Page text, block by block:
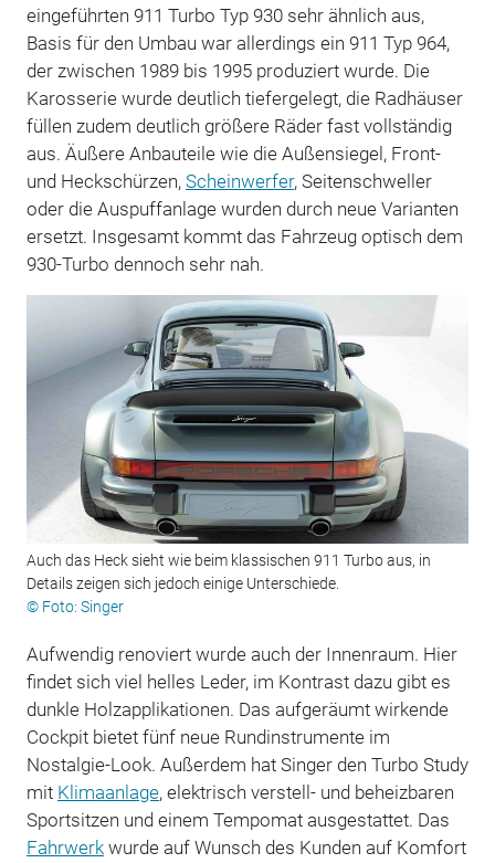
eingeführten 911 Turbo Typ 930 sehr ähnlich aus,
Basis für den Umbau war allerdings ein 911 Typ 964,
der zwischen 1989 bis 1995 produziert wurde. Die
Karosserie wurde deutlich tiefergelegt, die Radhäuser
füllen zudem deutlich größere Räder fast vollständig
aus. Äußere Anbauteile wie die Außensiegel, Front-
und Heckschürzen, Scheinwerfer, Seitenschweller
oder die Auspuffanlage wurden durch neue Varianten
ersetzt. Insgesamt kommt das Fahrzeug optisch dem
930-Turbo dennoch sehr nah.
Auch das Heck sieht wie beim klassischen 911 Turbo aus, in
Details zeigen sich jedoch einige Unterschiede.
© Foto: Singer
Aufwendig renoviert wurde auch der Innenraum. Hier
findet sich viel helles Leder, im Kontrast dazu gibt es
dunkle Holzapplikationen. Das aufgeräumt wirkende
Cockpit bietet fünf neue Rundinstrumente im
Nostalgie-Look. Außerdem hat Singer den Turbo Study
mit Klimaanlage, elektrisch verstell- und beheizbaren
Sportsitzen und einem Tempomat ausgestattet. Das
Fahrwerkwurde auf Wunsch des Kunden auf Komfort